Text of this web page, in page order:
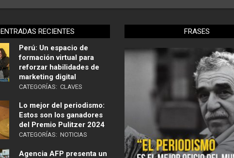
ENTRADAS RECIENTES
Perú: Un espacio de
formación virtual para
reforzar habilidades de
marketing digital
CATEGORÍAS: CLAVES
Lo mejor del periodismo:
Estos son los ganadores
del Premio Pulitzer 2024
CATEGORÍAS: NOTICIAS
Agencia AFP presenta un
FRASES